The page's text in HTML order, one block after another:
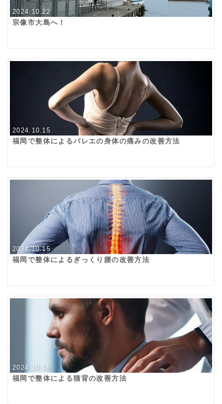
2024.10.22
宗像市大島へ！
2024.10.15
福岡で整体によるバレエの身体の痛みの改善方法
2024.10.15
福岡で整体によるぎっくり腰の改善方法
2024.10.15
福岡で整体による猫背の改善方法